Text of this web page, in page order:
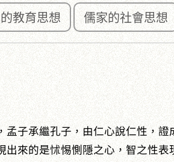
教育思想 儒家的社會思想
子承繼孔子，由仁心說仁性，證
來的是怵惕惻隱之心，智之性表